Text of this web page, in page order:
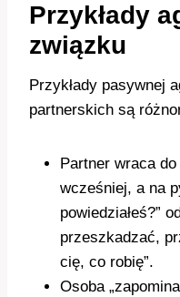
Przykłady
związku
Przykłady pasywnej
partnerskich są
Partner wraca
wcześniej, a na
powiedziałeś?”
przeszkadzać,
cię, co robię”.
Osoba